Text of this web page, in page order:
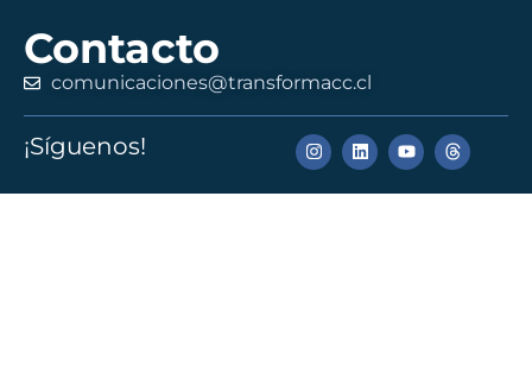
Contacto
comunicaciones@transformacc.cl
¡Síguenos!